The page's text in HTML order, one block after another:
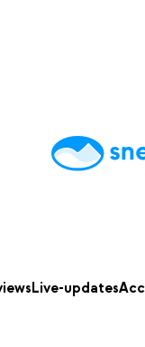
Accommodaties
Live-updates